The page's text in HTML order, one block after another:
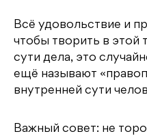
Всё удовольствие и
чтобы творить в этой
сути дела, это
ещё называют
внутренней сути
Важный совет: не